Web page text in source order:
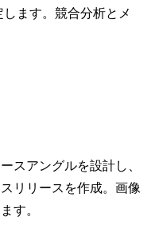
ます。競合分析とメ
スアングルを設計し、
リリースを作成。画像
す。